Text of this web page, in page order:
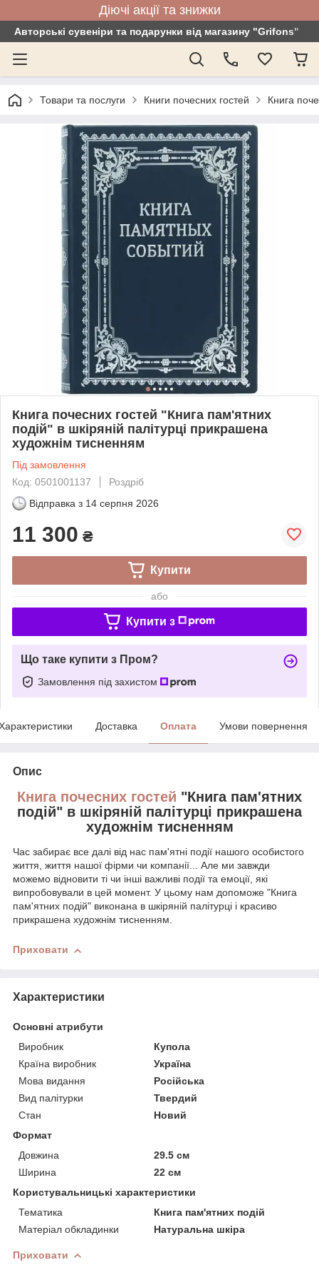
Діючі акції та знижки
Авторські сувеніри та подарунки від магазину "Grifons"
Товари та послуги Книги почесних гостей Книга
Книга почесних гостей "Книга пам'ятних
подій" в шкіряній палітурці прикрашена
художнім тисненням
Під замовлення
Код: 0501001137
Роздріб
Відправка з 14 серпня 2026
11 300 ₴
Купити
або
Купити з
Що таке купити з Пром?
Замовлення під захистом
Доставка Оплата Умови повернення
Опис
Книга почесних гостей "Книга пам'ятних
подій" в шкіряній палітурці прикрашена
художнім тисненням
Час забирає все далі від нас пам'ятні події нашого особистого
життя, життя нашої фірми чи компанії... Але ми завжди
можемо відновити ті чи інші важливі події та емоції, які
випробовували в цей момент. У цьому нам допоможе "Книга
пам'ятних подій" виконана в шкіряній палітурці і красиво
прикрашена художнім тисненням.
Приховати
Характеристики
Основні атрибути
Виробник
Купола
Країна виробник
Україна
Мова видання
Російська
Вид палітурки
Твердий
Стан
Новий
Формат
Довжина
29.5 см
Ширина
22 см
Користувальницькі характеристики
Тематика
Книга пам'ятних подій
Матеріал обкладинки
Натуральна шкіра
Приховати